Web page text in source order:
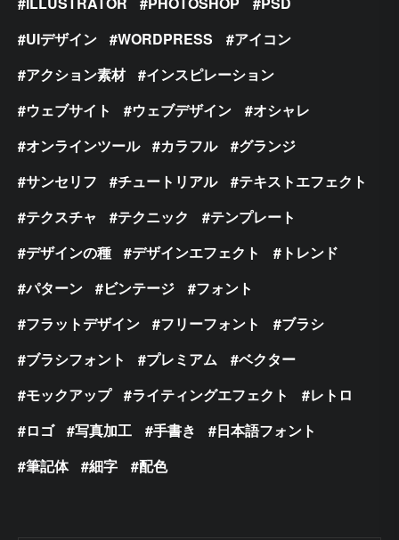
UIデザイン
WORDPRESS
アイコン
アクション素材
インスピレーション
ウェブサイト
ウェブデザイン
オシャレ
オンラインツール
カラフル
グランジ
サンセリフ
チュートリアル
テキストエフェクト
テクスチャ
テクニック
テンプレート
デザインの種
デザインエフェクト
トレンド
パターン
ビンテージ
フォント
フラットデザイン
フリーフォント
ブラシ
ブラシフォント
プレミアム
ベクター
モックアップ
ライティングエフェクト
レトロ
ロゴ
写真加工 手書き
日本語フォント
筆記体
細字 配色